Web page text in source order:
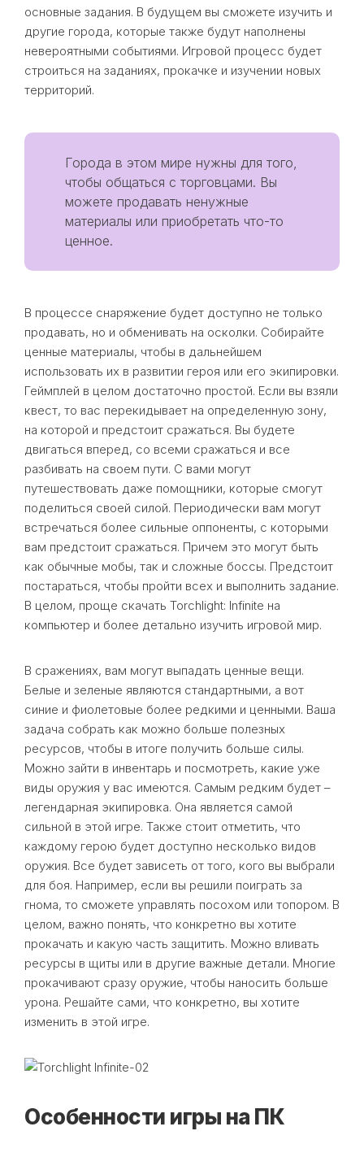
основные задания. В будущем вы сможете изучить и
другие города, которые также будут наполнены
невероятными событиями. Игровой процесс будет
строиться на заданиях, прокачке и изучении новых
территорий.
Города в этом мире нужны для того,
чтобы общаться с торговцами. Вы
можете продавать ненужные
материалы или приобретать что-то
ценное.
В процессе снаряжение будет доступно не только
продавать, но и обменивать на осколки. Собирайте
ценные материалы, чтобы в дальнейшем
использовать их в развитии героя или его экипировки.
Геймплей в целом достаточно простой. Если вы взяли
квест, то вас перекидывает на определенную зону,
на которой и предстоит сражаться. Вы будете
двигаться вперед, со всеми сражаться и все
разбивать на своем пути. С вами могут
путешествовать даже помощники, которые смогут
поделиться своей силой. Периодически вам могут
встречаться более сильные оппоненты, с которыми
вам предстоит сражаться. Причем это могут быть
как обычные мобы, так и сложные боссы. Предстоит
постараться, чтобы пройти всех и выполнить задание.
В целом, проще скачать Torchlight: Infinite на
компьютер и более детально изучить игровой мир.
В сражениях, вам могут выпадать ценные вещи.
Белые и зеленые являются стандартными, а вот
синие и фиолетовые более редкими и ценными. Ваша
задача собрать как можно больше полезных
ресурсов, чтобы в итоге получить больше силы.
Можно зайти в инвентарь и посмотреть, какие уже
виды оружия у вас имеются. Самым редким будет –
легендарная экипировка. Она является самой
сильной в этой игре. Также стоит отметить, что
каждому герою будет доступно несколько видов
оружия. Все будет зависеть от того, кого вы выбрали
для боя. Например, если вы решили поиграть за
гнома, то сможете управлять посохом или топором. В
целом, важно понять, что конкретно вы хотите
прокачать и какую часть защитить. Можно вливать
ресурсы в щиты или в другие важные детали. Многие
прокачивают сразу оружие, чтобы наносить больше
урона. Решайте сами, что конкретно, вы хотите
изменить в этой игре.
Особенности игры на ПК